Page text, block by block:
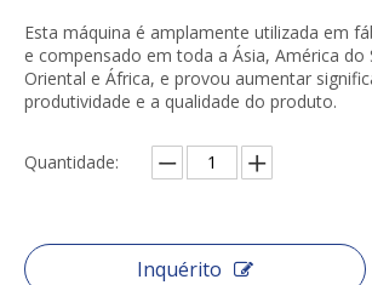
Esta máquina é amplamente utilizada em
e compensado em toda a Ásia, América do
Oriental e África, e provou aumentar
produtividade e a qualidade do produto.
Quantidade:
Inquérito